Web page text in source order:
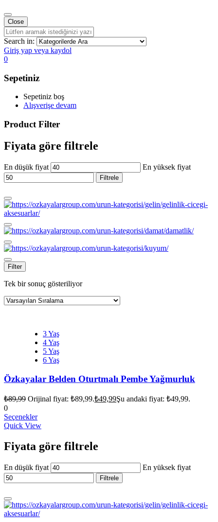
Close
Search in:
Giriş yap veya kaydol
0
Sepetiniz
Sepetiniz boş
Alışverişe devam
Product Filter
Fiyata göre filtrele
En düşük fiyat En yüksek fiyat
Filtrele
Filter
Tek bir sonuç gösteriliyor
3 Yaş
4 Yaş
5 Yaş
6 Yaş
Özkayalar Belden Oturtmalı Pembe Yağmurluk
₺89,99 Orijinal fiyat: ₺89,99.₺49,99Şu andaki fiyat: ₺49,99.
0
Seçenekler
Quick View
Fiyata göre filtrele
En düşük fiyat En yüksek fiyat
Filtrele